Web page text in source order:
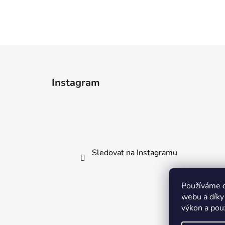
Používáme
webu a
výkon a
Instagram
Sledovat na Instagramu